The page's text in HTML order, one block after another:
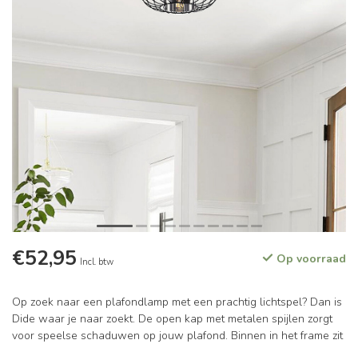
€52,95 Incl. btw Op voorraad
Op zoek naar een plafondlamp met een prachtig lichtspel? Dan is
Dide waar je naar zoekt. De open kap met metalen spijlen zorgt
voor speelse schaduwen op jouw plafond. Binnen in het frame zit